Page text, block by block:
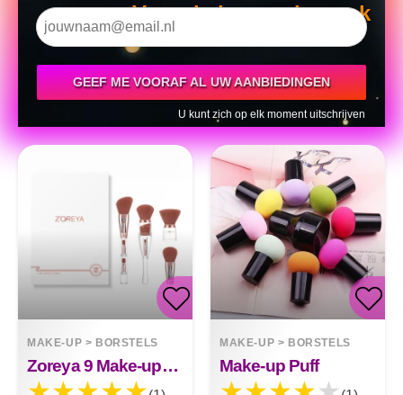
MAKE-UP > BORSTELS
Zoreya 9 Make-upborstelset
MAKE-UP > BORSTELS
Make-up Puff
Voor de komende week
GEEF ME VOORAF AL UW AANBIEDINGEN
U kunt zich op elk moment uitschrijven